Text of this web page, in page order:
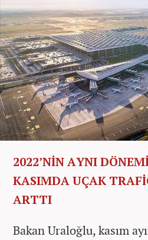
2022’NİN AYNI
KASIMDA UÇAK
ARTTI
Bakan Uraloğlu, kasım